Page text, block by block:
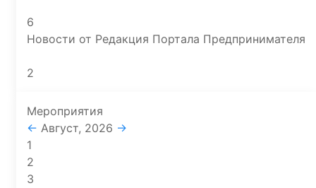
6
Новости от Редакция Портала Предпринимателя
2
Мероприятия
← Август, 2026 →
1
2
3